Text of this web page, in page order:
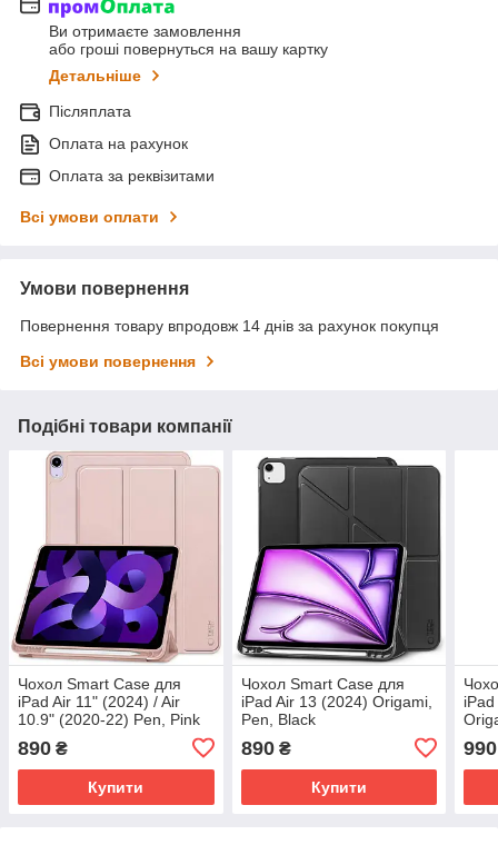
Ви отримаєте замовлення
або гроші повернуться на вашу картку
Детальніше
Післяплата
Оплата на рахунок
Оплата за реквізитами
Всі умови оплати
Умови повернення
Повернення товару впродовж 14 днів за рахунок покупця
Всі умови повернення
Подібні товари компанії
Чохол Smart Case для
iPad Air 11" (2024) / Air
10.9" (2020-22) Pen, Pink
890 ₴
Купити
Чохол Smart Case для
iPad Air 13 (2024) Origami,
Pen, Black
890₴
Купити
990